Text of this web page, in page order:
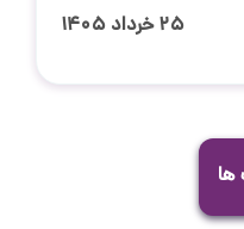
۲۵ خرداد ۱۴۰۵
ها